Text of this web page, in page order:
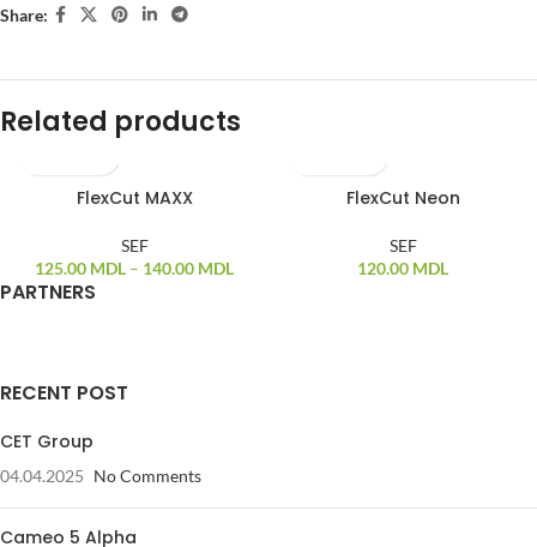
Share:
Related products
FlexCut MAXX
SEF
125.00 MDL – 140.00 MDL
FlexCut Neon
SEF
120.00 MDL
PARTNERS
RECENT POST
CET Group
04.04.2025 No Comments
Cameo 5 Alpha